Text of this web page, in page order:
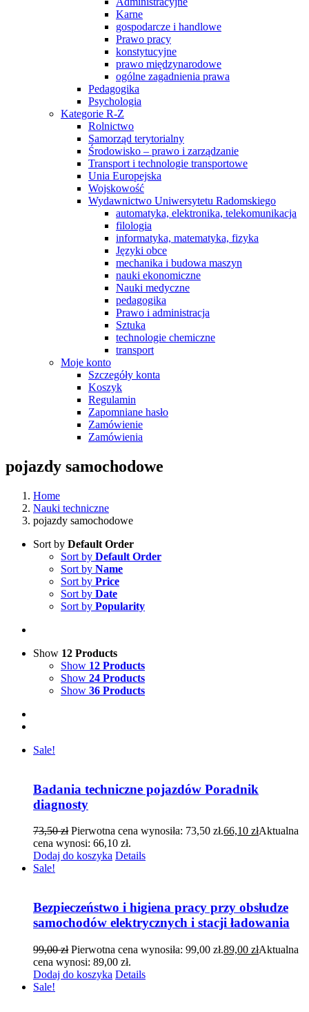
Karne
gospodarcze i handlowe
Prawo pracy
konstytucyjne
prawo międzynarodowe
ogólne zagadnienia prawa
Pedagogika
Psychologia
Kategorie R-Z
Rolnictwo
Samorząd terytorialny
Środowisko – prawo i zarządzanie
Transport i technologie transportowe
Unia Europejska
Wojskowość
Wydawnictwo Uniwersytetu Radomskiego
automatyka, elektronika, telekomunikacja
filologia
informatyka, matematyka, fizyka
Języki obce
mechanika i budowa maszyn
nauki ekonomiczne
Nauki medyczne
pedagogika
Prawo i administracja
Sztuka
technologie chemiczne
transport
Moje konto
Szczegóły konta
Koszyk
Regulamin
Zapomniane hasło
Zamówienie
Zamówienia
pojazdy samochodowe
Home
Nauki techniczne
pojazdy samochodowe
Sort by Default Order
Sort by Default Order
Sort by Name
Sort by Price
Sort by Date
Sort by Popularity
Show 12 Products
Show 12 Products
Show 24 Products
Show 36 Products
Sale!
Badania techniczne pojazdów Poradnik
diagnosty
73,50zł Pierwotna cena wynosiła: 73,50 zł.66,10 złAktualna
cena wynosi: 66,10 zł.
Dodaj do koszyka Details
Sale!
Bezpieczeństwo i higiena pracy przy obsłudze
samochodów elektrycznych i stacji ładowania
99,00zł Pierwotna cena wynosiła: 99,00 zł.89,00 złAktualna
cena wynosi: 89,00 zł.
Dodaj do koszyka Details
Sale!